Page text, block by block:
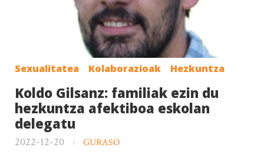
Hezkuntza
Kolaborazioak
Sexualitatea
Koldo Gilsanz: familiak ezin du
hezkuntza afektiboa eskolan
delegatu
2022-12-20 GURASO